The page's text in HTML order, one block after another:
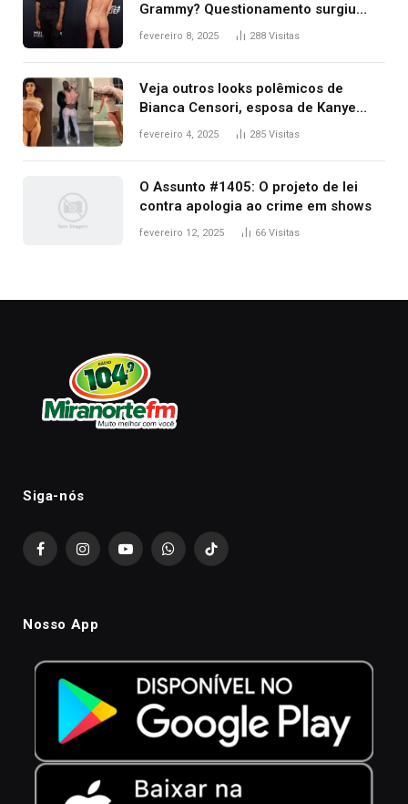
Grammy? Questionamento surgiu
após Bianca Censori, mulher de
fevereiro 8, 2025 288 Visitas
Veja outros looks polêmicos de
Bianca Censori, esposa de Kanye
West que apareceu nua no Grammy
fevereiro 4, 2025 285 Visitas
O Assunto #1405: O projeto de lei
contra apologia ao crime em shows
fevereiro 12, 2025 66 Visitas
Siga-nós
FacebookInstagramYouTubeWhatsAppTikTok
Nosso App